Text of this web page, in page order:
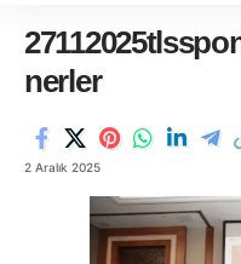
nerler
2 Aralık 2025